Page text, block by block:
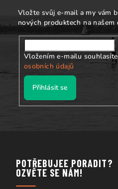
u
Vložte svůj e-mail a my vám
nových produktech na našem
Vložením e-mailu
osobních údajů
Přihlásit se
POTŘEBUJEE PORADIT?
OZVĚTE SE NÁM!